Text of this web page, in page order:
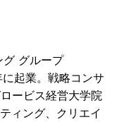
グ グループ
に起業。戦略コンサ
ービス経営大学院
ィング、クリエイ